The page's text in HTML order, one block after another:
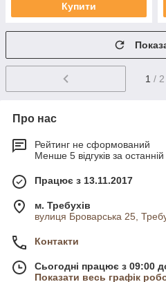
Купити
1 / 2
Про нас
Рейтинг не сформований
Менше 5 відгуків за останній
Працює з 13.11.2017
м. Требухів
вулиця Броварська 25,
Контакти
Сьогодні працює з 09:00
Показати весь графік